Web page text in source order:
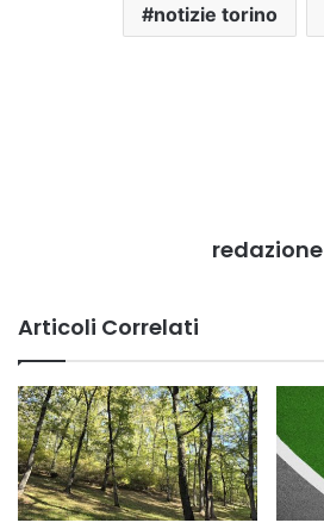
notizie torino
redazione
Articoli Correlati